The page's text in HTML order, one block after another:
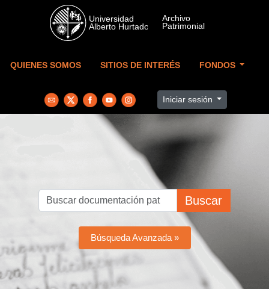
Skip to main content
QUIENES SOMOS SITIOS DE INTERÉS FONDOS
Iniciar sesión
Buscar
Búsqueda Avanzada »